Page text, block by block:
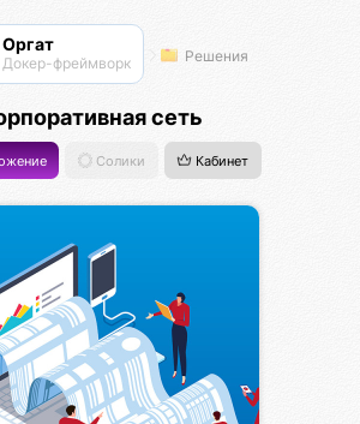
Оргат
Докер-фреймворк Решения
сеть
Солики Кабинет